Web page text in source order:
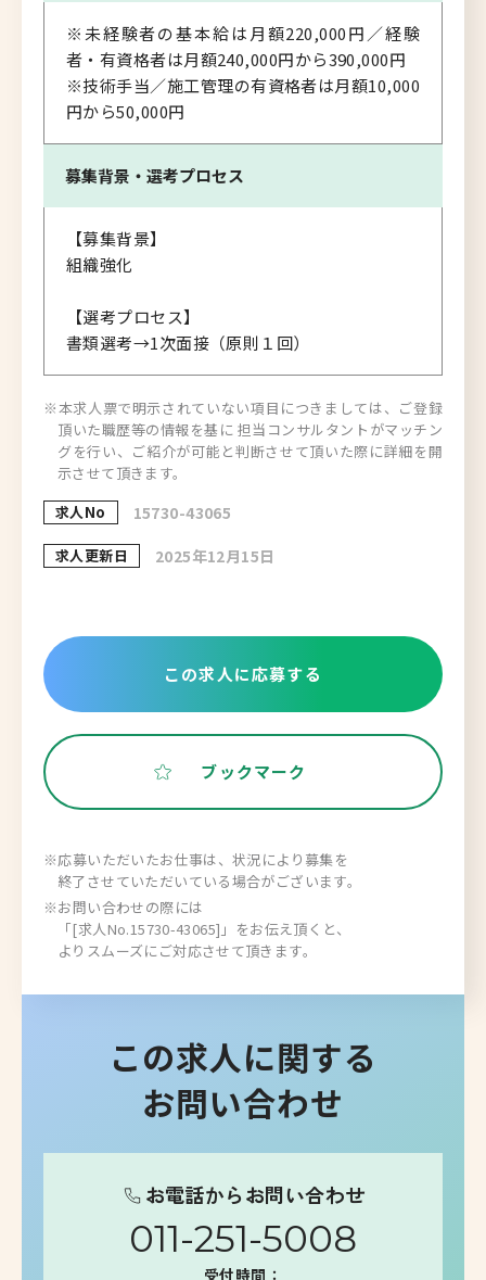
※未経験者の基本給は月額220,000円／経験
者・有資格者は月額240,000円から390,000円
※技術手当／施工管理の有資格者は月額10,000
円から50,000円
募集背景・ 選考プロセス
【募集背景】
組織強化
【選考プロセス】
書類選考→1次面接（原則１回）
※本求人票で明示されていない項目につきましては、ご登録
頂いた職歴等の情報を基に 担当コンサルタントがマッチン
グを行い、ご紹介が可能と判断させて頂いた際に詳細を開
示させて頂きます。
求人No
15730-43065
求人更新日 2025年12月15日
この求人に応募する
ブックマーク
※応募いただいたお仕事は、状況により募集を
終了させていただいている場合がございます。
※お問い合わせの際には
「[求人No.15730-43065]」をお伝え頂くと、
よりスムーズにご対応させて頂きます。
この求人に関する
お問い合わせ
お電話からお問い合わせ
011-251-5008
受付時間：